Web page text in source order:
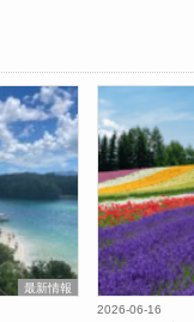
最新情報
2026-06-16